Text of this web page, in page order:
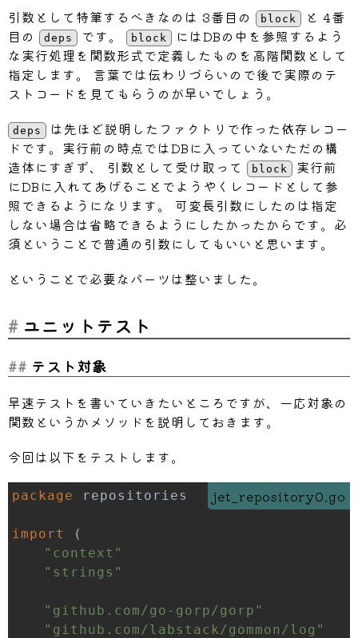
		t
.Errorf ( "Failed to start
return
}
	ntx
:= &NestableTx { Transaction: tx
defer ntx. Rollback )
// dependencies 投入
for _, m := range deps {
if
err := ntx .Insert(m); err !=
			t
.Fatalf ( "Failed to load
}
}
// テスト実行
}
引数として特筆するべきなのは 3番目の block
と 4番
目の
deps です。 block
にはDBの中を参照するよう
な実行処理を関数形式で定義したものを高階関数として
指定します。 言葉では伝わりづらいので後で実際のテ
ストコードを見てもらうのが早いでしょう。
deps
は先ほど説明したファクトリで作った依存レコー
ドです。実行前の時点ではDBに入っていないただの構
造体にすぎず、 引数として受け取って
block
実行前
にDBに入れてあげることでようやくレコードとして参
照できるようになります。 可変長引数にしたのは指定
しない場合は省略できるようにしたかったからです。必
須ということで普通の引数にしてもいいと思います。
ということで必要なパーツは整いました。
ユニットテスト
テスト対象
早速テストを書いていきたいところですが、一応対象の
関数というかメソッドを説明しておきます。
今回は以下をテストします。
jet_repository0.go
package
import
(
"context"
"strings"
"github.com/go-gorp/gorp"
"github.com/labstack/gommon/log"